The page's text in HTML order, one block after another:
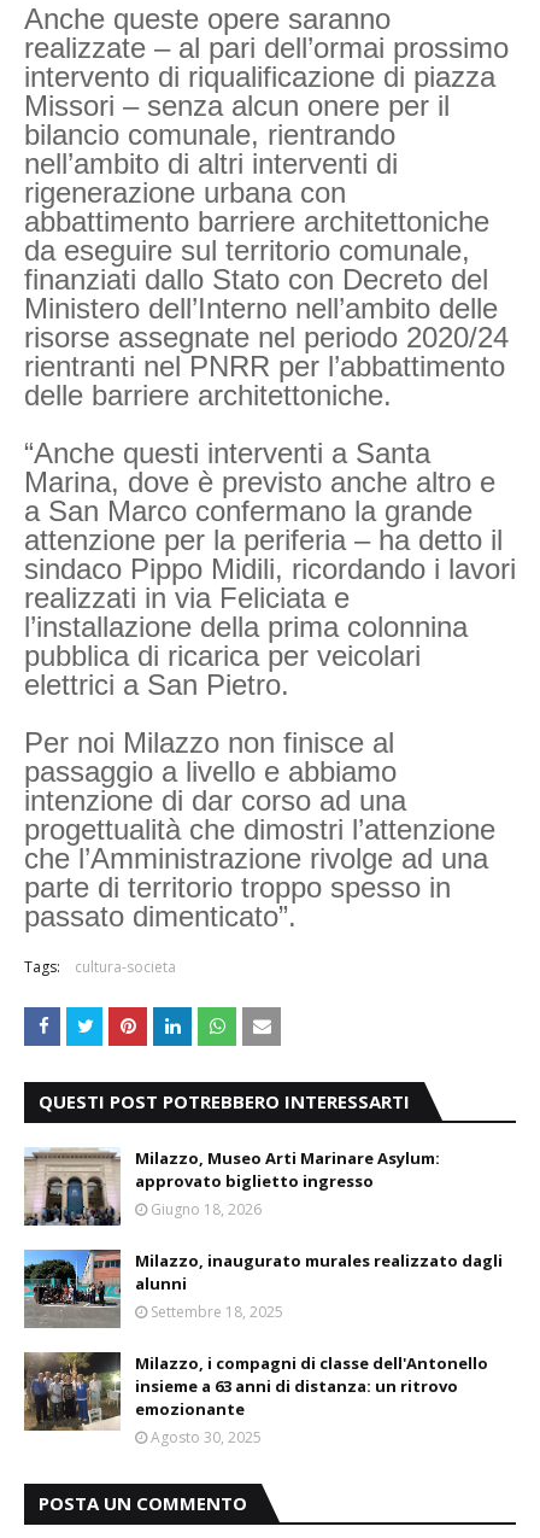
Anche queste opere saranno
realizzate – al pari dell’ormai prossimo
intervento di riqualificazione di piazza
Missori – senza alcun onere per il
bilancio comunale, rientrando
nell’ambito di altri interventi di
rigenerazione urbana con
abbattimento barriere architettoniche
da eseguire sul territorio comunale,
finanziati dallo Stato con Decreto del
Ministero dell’Interno nell’ambito delle
risorse assegnate nel periodo 2020/24
rientranti nel PNRR per l’abbattimento
delle barriere architettoniche.
“Anche questi interventi a Santa
Marina, dove è previsto anche altro e
a San Marco confermano la grande
attenzione per la periferia – ha detto il
sindaco Pippo Midili, ricordando i lavori
realizzati in via Feliciata e
l’installazione della prima colonnina
pubblica di ricarica per veicolari
elettrici a San Pietro.
Per noi Milazzo non finisce al
passaggio a livello e abbiamo
intenzione di dar corso ad una
progettualità che dimostri l’attenzione
che l’Amministrazione rivolge ad una
parte di territorio troppo spesso in
passato dimenticato”.
Tags: cultura-societa
QUESTI POST POTREBBERO INTERESSARTI
Milazzo, Museo Arti Marinare Asylum:
approvato biglietto ingresso
Giugno 18, 2026
Milazzo, inaugurato murales realizzato dagli
alunni
Settembre 18, 2025
Milazzo, i compagni di classe dell'Antonello
insieme a 63 anni di distanza: un ritrovo
emozionante
Agosto 30, 2025
POSTA UN COMMENTO